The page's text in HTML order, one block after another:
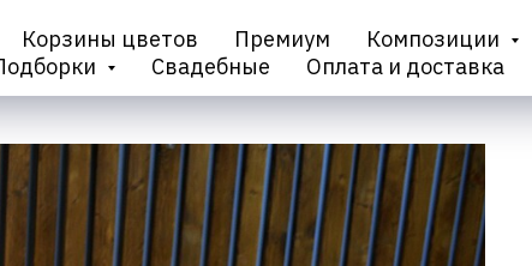
Корзины цветов Премиум Композиции
Свадебные Оплата и доставка